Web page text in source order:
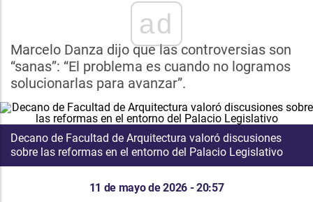
ad
Marcelo Danza dijo que las controversias son
“sanas”: “El problema es cuando no logramos
solucionarlas para avanzar”.
Decano de Facultad de Arquitectura valoró discusiones
sobre las reformas en el entorno del Palacio Legislativo
11 de mayo de 2026 - 20:57